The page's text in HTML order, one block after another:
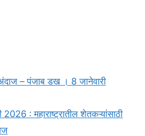
– पंजाब डख । 8 जानेवारी
2026 : महाराष्ट्रातील शेतकऱ्यांसाठी